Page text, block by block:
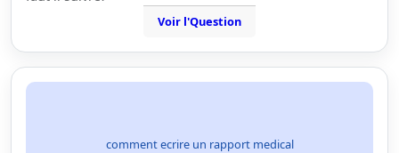
Voir l'Question
comment ecrire un rapport medical